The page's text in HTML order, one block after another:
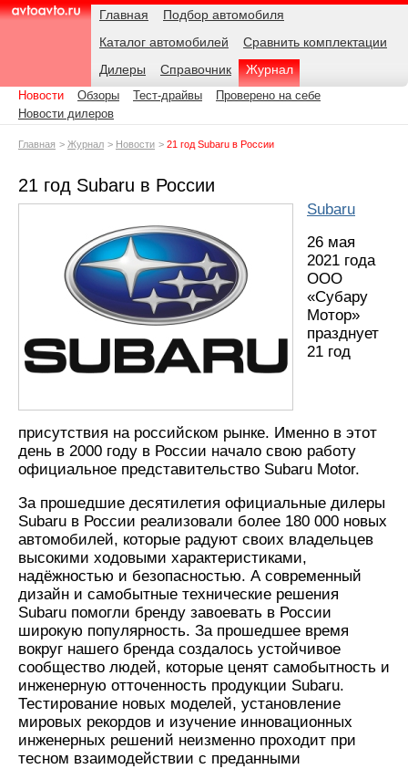
AvtoAvto.ru
Навигация Главная
Подбор автомобиля
Каталог автомобилей
Сравнить комплектации
Дилеры
Справочник Журнал
Подразделы
Новости Обзоры Тест-драйвы
Проверено на себе
Новости дилеров
Родительские
Главная Журнал Новости 21 год Subaru в России
21 год Subaru в России
Subaru
26 мая
2021 года
ООО
«Субару
Мотор»
празднует
21 год
присутствия на российском рынке. Именно в этот
день в 2000 году в России начало свою работу
официальное представительство Subaru Motor.
За прошедшие десятилетия официальные дилеры
Subaru в России реализовали более 180 000 новых
автомобилей, которые радуют своих владельцев
высокими ходовыми характеристиками,
надёжностью и безопасностью. А современный
дизайн и самобытные технические решения
Subaru помогли бренду завоевать в России
широкую популярность. За прошедшее время
вокруг нашего бренда создалось устойчивое
сообщество людей, которые ценят самобытность и
инженерную отточенность продукции Subaru.
Тестирование новых моделей, установление
мировых рекордов и изучение инновационных
инженерных решений неизменно проходит при
тесном взаимодействии с преданными
Дата: